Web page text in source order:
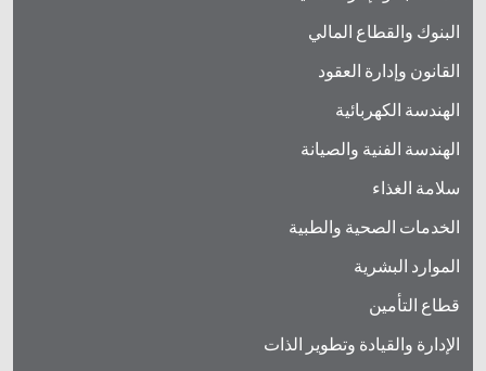
البنوك والقطاع المالي
القانون وإدارة العقود
الهندسة الكهربائية
الهندسة الفنية والصيانة
سلامة الغذاء
الخدمات الصحية والطبية
الموارد البشرية
قطاع التأمين
الإدارة والقيادة وتطوير الذات